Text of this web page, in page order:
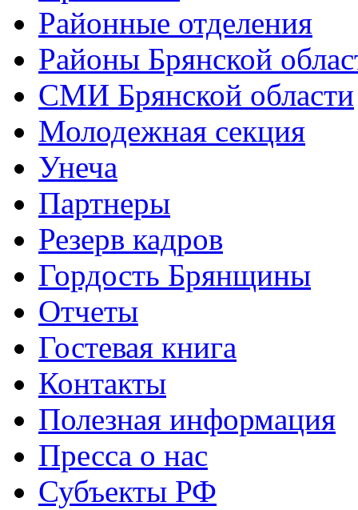
Районные отделения
Районы Брянской
СМИ Брянской области
Молодежная секция
Унеча
Партнеры
Резерв кадров
Гордость Брянщины
Отчеты
Гостевая книга
Контакты
Полезная информация
Пресса о нас
Субъекты РФ